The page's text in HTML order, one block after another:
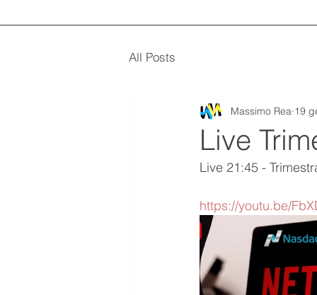
All Posts
Live
Massimo Rea 19
Live 21:45 -
https://youtu.be/